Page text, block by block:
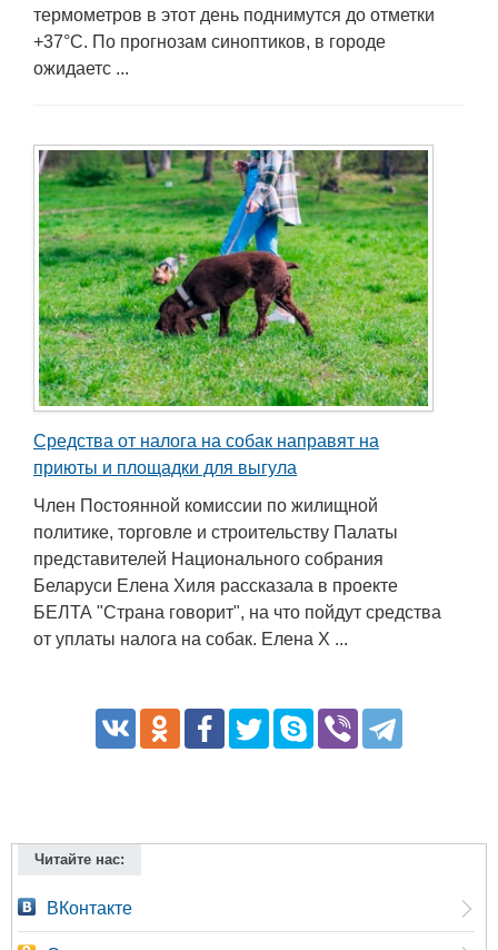
термометров в этот день поднимутся до отметки
+37°С. По прогнозам синоптиков, в городе
ожидаетс ...
Средства от налога на собак направят на
приюты и площадки для выгула
Член Постоянной комиссии по жилищной
политике, торговле и строительству Палаты
представителей Национального собрания
Беларуси Елена Хиля рассказала в проекте
БЕЛТА "Страна говорит", на что пойдут средства
от уплаты налога на собак. Елена Х ...
Читайте нас:
ВКонтакте